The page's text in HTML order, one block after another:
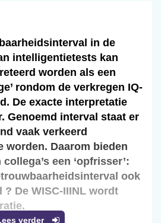
verder
in de
intelligentietests kan
worden als een
rondom de verkregen IQ-
De exacte interpretatie
Genoemd interval staat er
vaak verkeerd
worden. Daarom bieden
een ‘opfrisser’:
ook
De WISC-IIINL wordt